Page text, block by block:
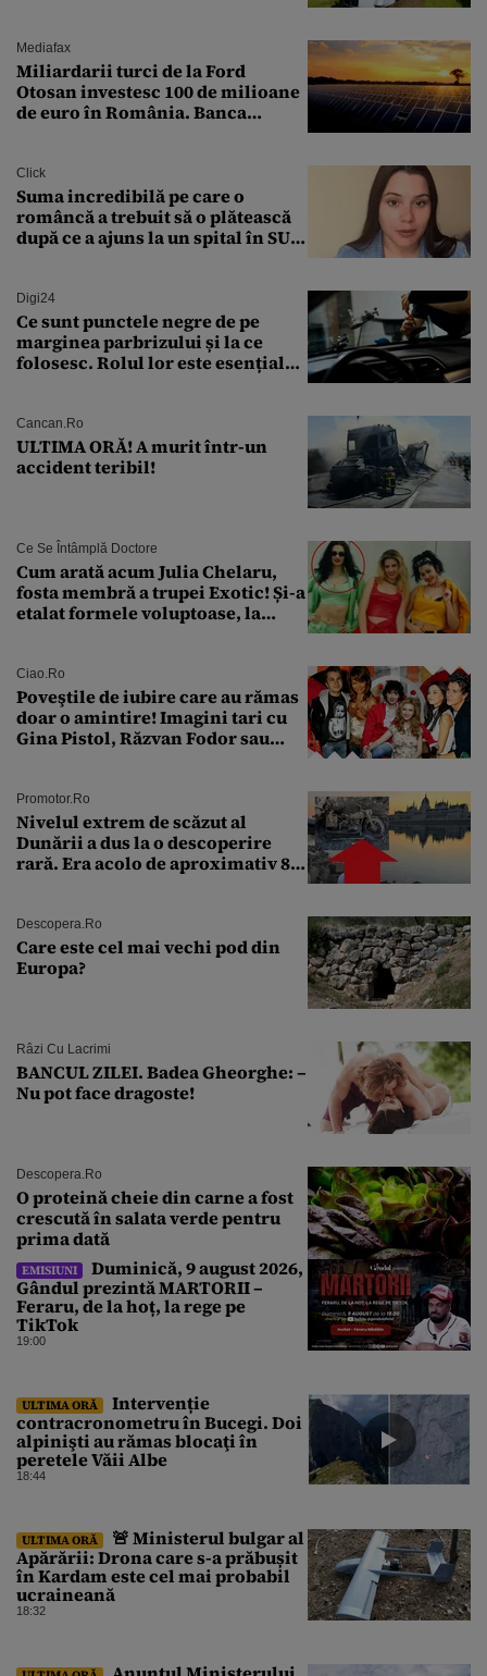
Mediafax
Miliardarii turci de la Ford
Otosan investesc 100 de milioane
de euro în România. Banca
Click
Suma incredibilă pe care o
româncă a trebuit să o plătească
după ce a ajuns la un spital în SUA:
Digi24
Ce sunt punctele negre de pe
marginea parbrizului și la ce
folosesc. Rolul lor este esențial
Cancan.ro
ULTIMA ORĂ! A murit într-un
accident teribil!
Ce Se Întâmplă Doctore
Cum arată acum Julia Chelaru,
fosta membră a trupei Exotic! Și-a
etalat formele voluptoase, la
Ciao.ro
Poveştile de iubire care au rămas
doar o amintire! Imagini tari cu
Gina Pistol, Răzvan Fodor sau
Promotor.ro
Nivelul extrem de scăzut al
Dunării a dus la o descoperire
rară. Era acolo de aproximativ 80
Descopera.ro
Care este cel mai vechi pod din
Europa?
Râzi Cu Lacrimi
BANCUL ZILEI. Badea Gheorghe: –
Nu pot face dragoste!
Descopera.ro
O proteină cheie din carne a fost
crescută în salata verde pentru
prima dată
EMISIUNI
Duminică, 9 august 2026,
Gândul prezintă MARTORII –
Feraru, de la hoț, la rege pe
TikTok
19:00
ULTIMA ORĂ
Intervenție
contracronometru în Bucegi. Doi
alpinişti au rămas blocaţi în
peretele Văii Albe
18:44
ULTIMA ORĂ
🚨 Ministerul bulgar al
Apărării: Drona care s-a prăbușit
în Kardam este cel mai probabil
ucraineană
18:32